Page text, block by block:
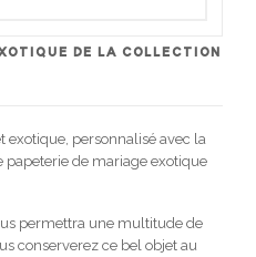
DE LA COLLECTION
exotique, personnalisé avec la
papeterie de mariage exotique
permettra une multitude de
conserverez ce bel objet au